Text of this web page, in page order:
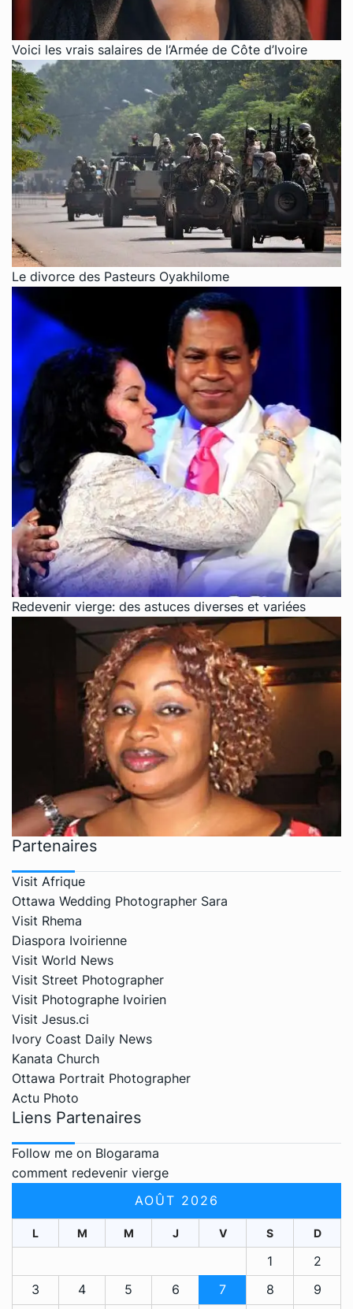
Voici les vrais salaires de l’Armée de Côte d’Ivoire
Le divorce des Pasteurs Oyakhilome
Redevenir vierge: des astuces diverses et variées
Partenaires
Visit Afrique
Ottawa Wedding Photographer Sara
Visit Rhema
Diaspora Ivoirienne
Visit World News
Visit Street Photographer
Visit Photographe Ivoirien
Visit Jesus.ci
Ivory Coast Daily News
Kanata Church
Ottawa Portrait Photographer
Actu Photo
Liens Partenaires
Follow me on Blogarama
comment redevenir vierge
AOÛT 2026
L M M J V S D
1
2
3
4 5 6 7 8
9